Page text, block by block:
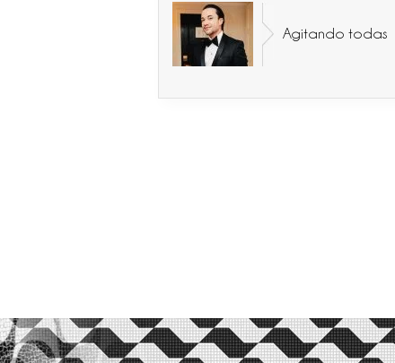
Agitando todas